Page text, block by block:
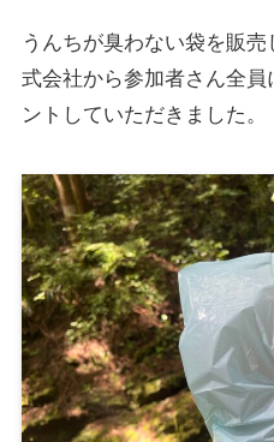
うんちが臭わない袋を販
式会社から参加者さん全
ントしていただきました。